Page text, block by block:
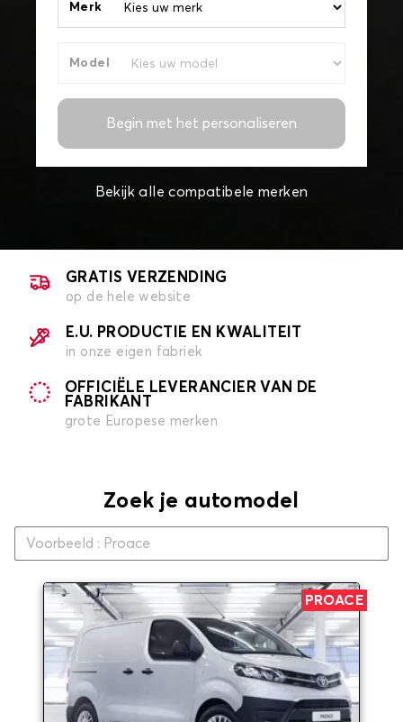
Merk
Model
Begin met het personaliseren
Bekijk alle compatibele merken
GRATIS VERZENDING
op de hele website
E.U. PRODUCTIE EN KWALITEIT
in onze eigen fabriek
OFFICIËLE LEVERANCIER VAN DE
FABRIKANT
grote Europese merken
Zoek je automodel
PROACE